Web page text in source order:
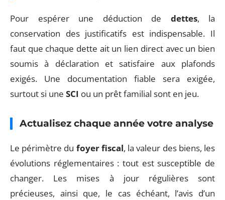
Pour espérer une déduction de dettes, la
conservation des justificatifs est indispensable. Il
faut que chaque dette ait un lien direct avec un bien
soumis à déclaration et satisfaire aux plafonds
exigés. Une documentation fiable sera exigée,
surtout si une SCI ou un prêt familial sont en jeu.
Actualisez chaque année votre analyse
Le périmètre du foyer fiscal, la valeur des biens, les
évolutions réglementaires : tout est susceptible de
changer. Les mises à jour régulières sont
précieuses, ainsi que, le cas échéant, l’avis d’un